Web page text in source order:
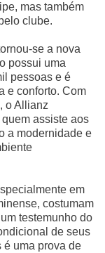
mas também
clube.
se a nova
possui uma
pessoas e é
e conforto. Com
o Allianz
assiste aos
a modernidade e
em
costumam
testemunho do
de seus
é uma prova de